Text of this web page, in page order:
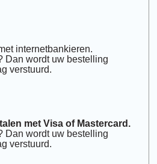
internetbankieren.
Dan wordt uw bestelling
verstuurd.
met Visa of Mastercard.
Dan wordt uw bestelling
verstuurd.